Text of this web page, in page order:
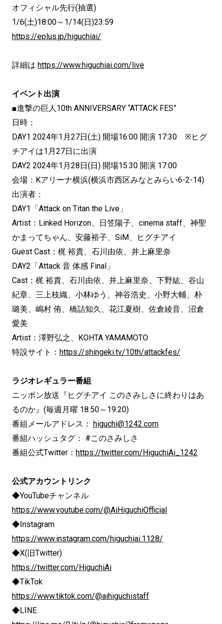
オフィシャル先行(抽選)
1/6(土)18:00～1/14(日)23:59
https://eplus.jp/higuchiai/
詳細は https://www.higuchiai.com/live
イベント出演
■進撃の巨人10th ANNIVERSARY “ATTACK FES”
日時：
DAY1 2024年1月27日(土) 開場16:00 開演 17:30 ※ヒグ
チアイは1月27日に出演
DAY2 2024年1月28日(日) 開場15:30 開演 17:00
会場：Kアリーナ横浜(横浜市西区みなとみらい6-2-14)
出演者：
DAY1「Attack on Titan the Live」
Artist：Linked Horizon、日笠陽子、cinema staff、神聖
かまってちゃん、安藤裕子、SiM、ヒグチアイ
Guest Cast：梶 裕貴、石川由依、井上麻里奈
DAY2「Attack 音 体感 Final」
Cast：梶 裕貴、石川由依、井上麻里奈、下野紘、谷山
紀章、三上枝織、小林ゆう、神谷浩史、小野大輔、朴
璐美、嶋村 侑、橋詰知久、花江夏樹、佐倉綾音、沼倉
愛美
Artist：澤野弘之、KOHTA YAMAMOTO
特設サイト： https://shingeki.tv/10th/attackfes/
ラジオレギュラー番組
ニッポン放送『ヒグチアイ このさみしさに終わりはあ
るのか』(毎週月曜 18:50～19:20)
番組メールアドレス： higuchi@1242.com
番組ハッシュタグ： #このさみしさ
番組公式Twitter： https://twitter.com/HiguchiAi_1242
公式アカウントリンク
◆YouTubeチャンネル
https://www.youtube.com/@AiHiguchiOfficial
◆Instagram
https://www.instagram.com/higuchiai.1128/
◆X(旧Twitter)
https://twitter.com/HiguchiAi
◆TikTok
https://www.tiktok.com/@aihiguchistaff
◆LINE